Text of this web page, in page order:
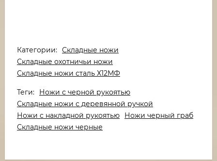
Категории: Складные ножи
Складные охотничьи ножи
Складные ножи сталь Х12МФ
Теги:
Ножи с черной рукоятью
Складные ножи с деревянной ручкой
Ножи с накладной рукоятью
Ножи черный граб
Складные ножи черные